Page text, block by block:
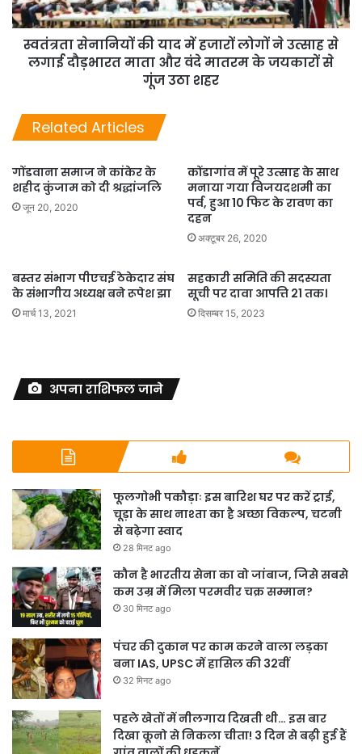
स्वतंत्रता सेनानियों की याद में हजारों लोगों ने उत्साह से
लगाई दौड़भारत माता और वंदे मातरम के जयकारों से
गूंज उठा शहर
Related Articles
गोंडवाना समाज ने कांकेर के
शहीद कुंजाम को दी श्रद्धांजलि
जून 20, 2020
कोंडागांव में पूरे उत्साह के साथ
मनाया गया विजयदशमी का
पर्व, हुआ 10 फिट के रावण का
दहन
अक्टूबर 26, 2020
बस्तर संभाग पीएचई ठेकेदार संघ
के संभागीय अध्यक्ष बने रूपेश झा
मार्च 13, 2021
सहकारी समिति की सदस्यता
सूची पर दावा आपत्ति 21 तक।
दिसम्बर 15, 2023
अपना राशिफल जाने
फूलगोभी पकौड़ाः इस बारिश घर पर करें ट्राई,
चूड़ा के साथ नाश्ता का है अच्छा विकल्प, चटनी
से बढ़ेगा स्वाद
28 मिनट ago
कौन है भारतीय सेना का वो जांबाज, जिसे सबसे
कम उम्र में मिला परमवीर चक्र सम्मान?
30 मिनट ago
पंचर की दुकान पर काम करने वाला लड़का
बना IAS, UPSC में हासिल की 32वीं
32 मिनट ago
पहले खेतों में नीलगाय दिखती थी… इस बार
दिखा कूनो से निकला चीता! 3 दिन से बढ़ी हुई हैं